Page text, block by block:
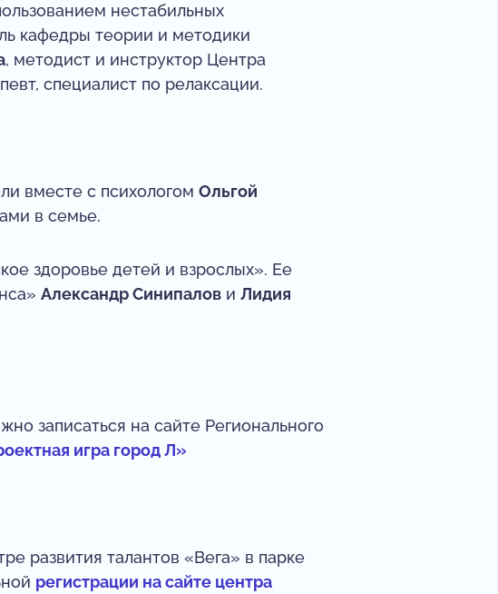
нестабильных
кафедры теории и методики
, методист и инструктор Центра
специалист по релаксации.
вместе с психологом Ольгой
в семье.
здоровье детей и взрослых». Ее
Александр Синипалов и Лидия
записаться на сайте Регионального
игра город Л»
развития талантов «Вега» в парке
регистрации на сайте центра